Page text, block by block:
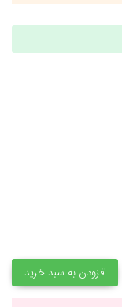
افزودن به سبد خرید